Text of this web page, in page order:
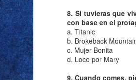
8. Si tuvieras que
con base en el
a. Titanic
b. Brokeback
c. Mujer Bonita
d. Loco por Mary
9. Cuando comes,
Supimos que
vodka-tonics en el
casa fue mucho
volumen tan alto
agravios que le
tampoco
incompatibilidad de